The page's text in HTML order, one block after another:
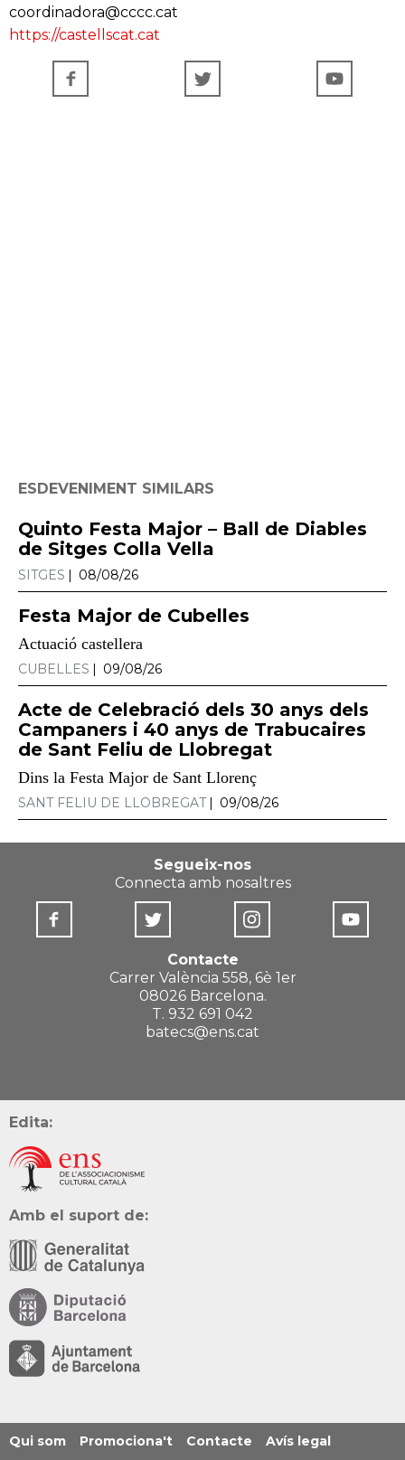
coordinadora@cccc.cat
https://castellscat.cat
ESDEVENIMENT SIMILARS
Quinto Festa Major – Ball de Diables
de Sitges Colla Vella
SITGES 08/08/26
Festa Major de Cubelles
Actuació castellera
CUBELLES 09/08/26
Acte de Celebració dels 30 anys dels
Campaners i 40 anys de Trabucaires
de Sant Feliu de Llobregat
Dins la Festa Major de Sant Llorenç
SANT FELIU DE LLOBREGAT 09/08/26
Segueix-nos
Connecta amb nosaltres
Contacte
Carrer València 558, 6è 1er
08026 Barcelona.
T. 932 691 042
batecs@ens.cat
Edita:
Amb el suport de:
Qui som Promociona't Contacte Avís legal